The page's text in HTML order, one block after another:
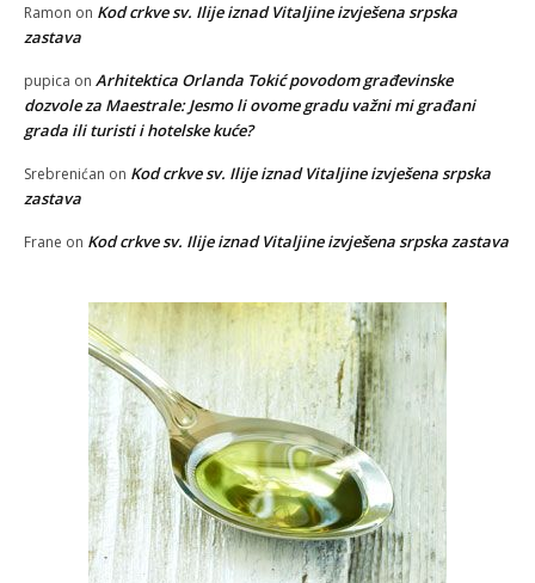
Ramon on Kod crkve sv. Ilije iznad Vitaljine izvješena srpska
zastava
pupica on Arhitektica Orlanda Tokić povodom građevinske
dozvole za Maestrale: Jesmo li ovome gradu važni mi građani
grada ili turisti i hotelske kuće?
Srebrenićan on Kod crkve sv. Ilije iznad Vitaljine izvješena srpska
zastava
Frane on Kod crkve sv. Ilije iznad Vitaljine izvješena srpska zastava